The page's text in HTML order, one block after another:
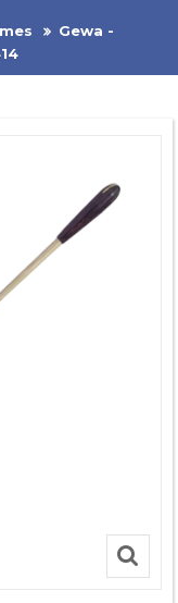
Gewa -